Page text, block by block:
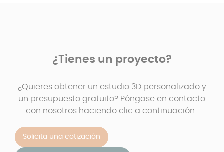
¿Tienes un proyecto?
¿Quieres obtener un estudio 3D personalizado y
un presupuesto gratuito? Póngase en contacto
con nosotros haciendo clic a continuación.
Solicita una cotización